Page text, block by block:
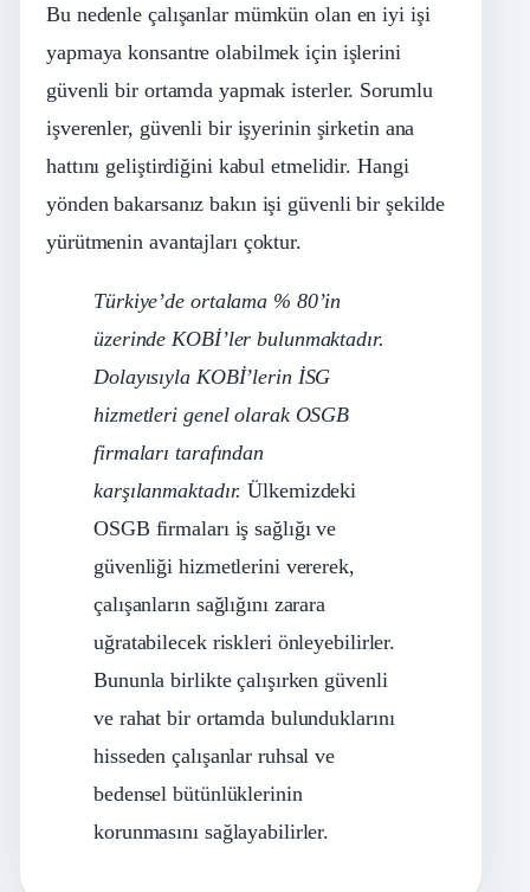
Bu nedenle çalışanlar mümkün olan en iyi işi
yapmaya konsantre olabilmek için işlerini
güvenli bir ortamda yapmak isterler. Sorumlu
işverenler, güvenli bir işyerinin şirketin ana
hattını geliştirdiğini kabul etmelidir. Hangi
yönden bakarsanız bakın işi güvenli bir şekilde
yürütmenin avantajları çoktur.
Türkiye’de ortalama % 80’in
üzerinde KOBİ’ler bulunmaktadır.
Dolayısıyla KOBİ’lerin İSG
hizmetleri genel olarak OSGB
firmaları tarafından
karşılanmaktadır. Ülkemizdeki
OSGB firmaları iş sağlığı ve
güvenliği hizmetlerini vererek,
çalışanların sağlığını zarara
uğratabilecek riskleri önleyebilirler.
Bununla birlikte çalışırken güvenli
ve rahat bir ortamda bulunduklarını
hisseden çalışanlar ruhsal ve
bedensel bütünlüklerinin
korunmasını sağlayabilirler.